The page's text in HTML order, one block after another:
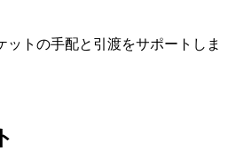
ットの手配と引渡をサポートしま